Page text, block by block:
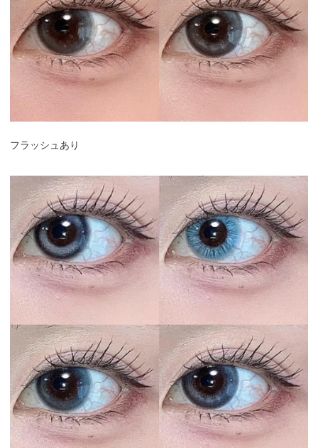
フラッシュあり